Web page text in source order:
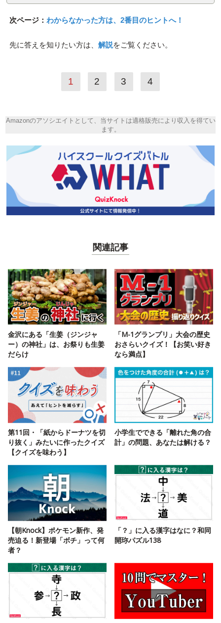
次ページ： わからなかった方は、2番目のヒントへ！
先に答えを知りたい方は、 解説をご覧ください。
1 2 3 4
Amazonのアソシエイトとして、当サイトは適格販売により収入を得てい
ます。
関連記事
金沢にある「生姜（ジンジャ
ー）の神社」は、お祭りも生姜
だらけ
「M-1グランプリ」大会の歴史
おさらいクイズ！【お笑い好き
なら満点】
第11回・「紙からドーナツを切
り抜く」みたいに作ったクイズ
【クイズを味わう】
小学生でできる「離れた角の合
計」の問題、あなたは解ける？
【朝Knock】ポケモン新作、発
売迫る！新登場「ボチ」って何
者？
「？」に入る漢字はなに？和同
開珎パズル138